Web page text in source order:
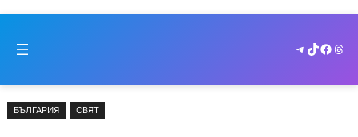
съдържанието
to
Telegram
TikTok
БЪЛГАРИЯ СВЯТ